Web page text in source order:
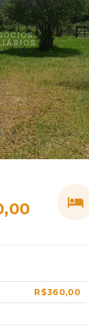
R$360,00